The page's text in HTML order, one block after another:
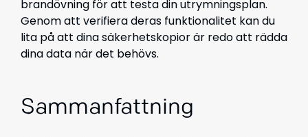
brandövning för att testa din utrymningsplan.
Genom att verifiera deras funktionalitet kan du
lita på att dina säkerhetskopior är redo att rädda
dina data när det behövs.
Sammanfattning